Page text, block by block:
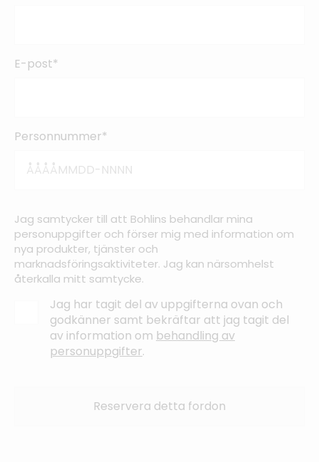
E-post*
Personnummer*
Jag samtycker till att Bohlins behandlar mina
personuppgifter och förser mig med information om
nya produkter, tjänster och
marknadsföringsaktiviteter. Jag kan närsomhelst
återkalla mitt samtycke.
Jag har tagit del av uppgifterna ovan och
godkänner samt bekräftar att jag tagit del
av information om behandling av
personuppgifter.